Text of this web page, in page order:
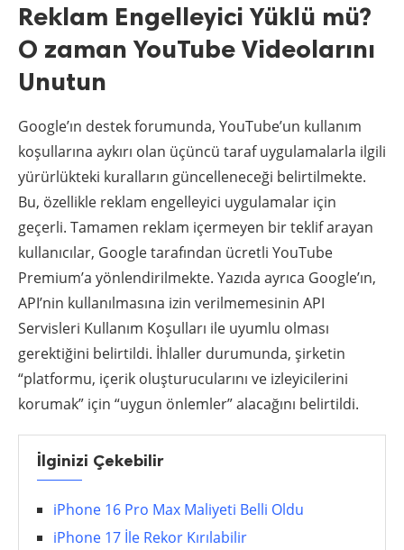
Reklam Engelleyici Yüklü mü?
O zaman YouTube Videolarını
Unutun
Google’ın destek forumunda, YouTube’un kullanım
koşullarına aykırı olan üçüncü taraf uygulamalarla ilgili
yürürlükteki kuralların güncelleneceği belirtilmekte.
Bu, özellikle reklam engelleyici uygulamalar için
geçerli. Tamamen reklam içermeyen bir teklif arayan
kullanıcılar, Google tarafından ücretli YouTube
Premium’a yönlendirilmekte. Yazıda ayrıca Google’ın,
API’nin kullanılmasına izin verilmemesinin API
Servisleri Kullanım Koşulları ile uyumlu olması
gerektiğini belirtildi. İhlaller durumunda, şirketin
“platformu, içerik oluşturucularını ve izleyicilerini
korumak” için “uygun önlemler” alacağını belirtildi.
İlginizi Çekebilir
iPhone 16 Pro Max Maliyeti Belli Oldu
iPhone 17 İle Rekor Kırılabilir